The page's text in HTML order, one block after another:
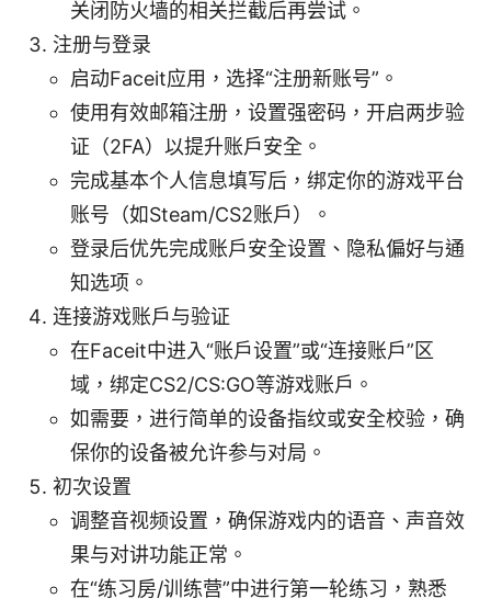
关闭防火墙的相关拦截后再尝试。
注册与登录
启动Faceit应用，选择“注册新账号”。
使用有效邮箱注册，设置强密码，开启两步验
证（2FA）以提升账户安全。
完成基本个人信息填写后，绑定你的游戏平台
账号（如Steam/CS2账户）。
登录后优先完成账户安全设置、隐私偏好与通
知选项。
连接游戏账户与验证
在Faceit中进入“账户设置”或“连接账户”区
域，绑定CS2/CS:GO等游戏账户。
如需要，进行简单的设备指纹或安全校验，确
保你的设备被允许参与对局。
初次设置
调整音视频设置，确保游戏内的语音、声音效
果与对讲功能正常。
在“练习房/训练营”中进行第一轮练习，熟悉